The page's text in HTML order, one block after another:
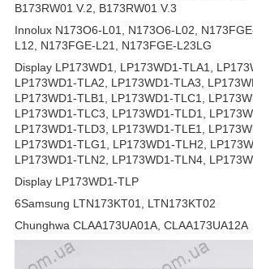
B173RW01 V.2, B173RW01 V.3
Innolux N173O6-L01, N173O6-L02,
L12, N173FGE-L21, N173FGE-L23LG
Display LP173WD1, LP173WD1-TLA1,
LP173WD1-TLA2, LP173WD1-TLA3,
LP173WD1-TLB1, LP173WD1-TLC1,
LP173WD1-TLC3, LP173WD1-TLD1,
LP173WD1-TLD3, LP173WD1-TLE1,
LP173WD1-TLG1, LP173WD1-TLH2,
LP173WD1-TLN2, LP173WD1-TLN4,
Display LP173WD1-TLP
6Samsung LTN173KT01, LTN173KT02
Chunghwa CLAA173UA01A, CLAA173UA12A